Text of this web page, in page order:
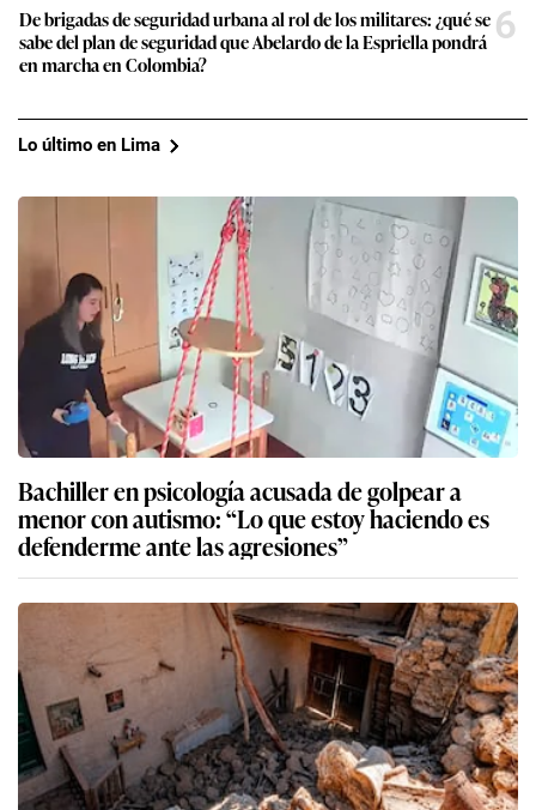
De brigadas de seguridad urbana al rol de los militares: ¿qué se
sabe del plan de seguridad que Abelardo de la Espriella pondrá
en marcha en Colombia?
6
Lo último en Lima
Bachiller en psicología acusada de golpear a
menor con autismo: “Lo que estoy haciendo es
defenderme ante las agresiones”